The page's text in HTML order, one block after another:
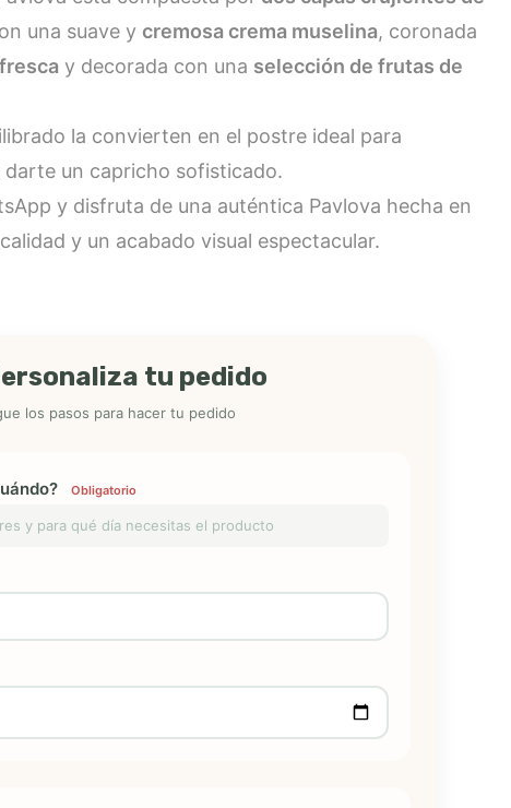
una suave y cremosa crema muselina, coronada
y decorada con una selección de frutas de
la convierten en el postre ideal para
darte un capricho sofisticado.
y disfruta de una auténtica Pavlova hecha en
y un acabado visual espectacular.
tu pedido
los pasos para hacer tu pedido
Obligatorio
y para qué día necesitas el producto